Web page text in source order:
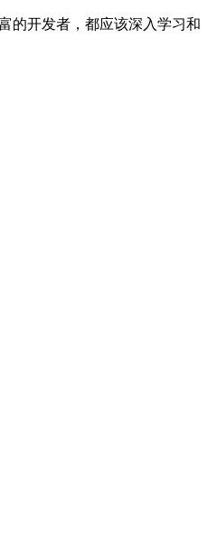
的开发者，都应该深入学习和